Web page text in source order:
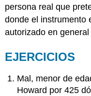
persona real que
donde el instrumento
autorizado en
EJERCICIOS
Mal, menor de
Howard por 425